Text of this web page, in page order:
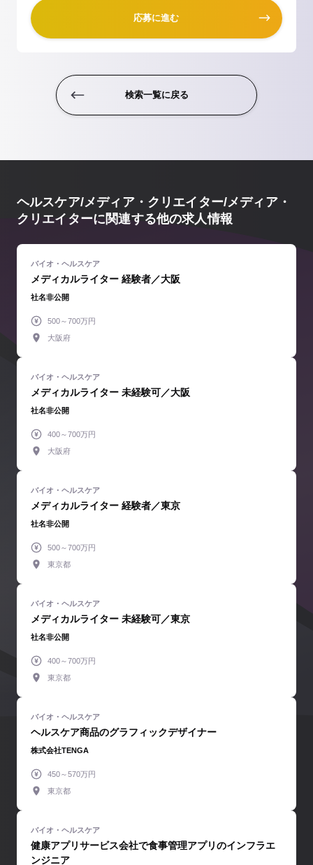
応募に進む
検索一覧に戻る
ヘルスケア/メディア・クリエイター/メディア・
クリエイターに関連する他の求人情報
メディカルライター 経験者／大阪
社名非公開
500～700万円
大阪府
メディカルライター 未経験可／大阪
社名非公開
400～700万円
大阪府
メディカルライター 経験者／東京
社名非公開
500～700万円
東京都
メディカルライター 未経験可／東京
社名非公開
400～700万円
東京都
ヘルスケア商品のグラフィックデザイナー
株式会社TENGA
450～570万円
東京都
健康アプリサービス会社で食事管理アプリのインフラエ
ンジニア